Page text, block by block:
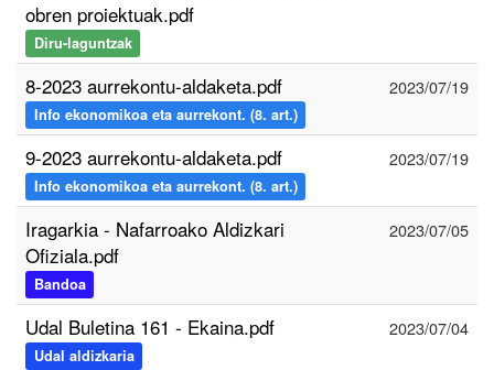
obren proiektuak.pdf
Diru-laguntzak
8-2023 aurrekontu-aldaketa.pdf
Info ekonomikoa eta aurrekont. (8. art.)
2023/07/19
9-2023 aurrekontu-aldaketa.pdf
Info ekonomikoa eta aurrekont. (8. art.)
2023/07/19
Iragarkia - Nafarroako Aldizkari
Ofiziala.pdf
Bandoa
2023/07/05
Udal Buletina 161 - Ekaina.pdf
Udal aldizkaria
2023/07/04